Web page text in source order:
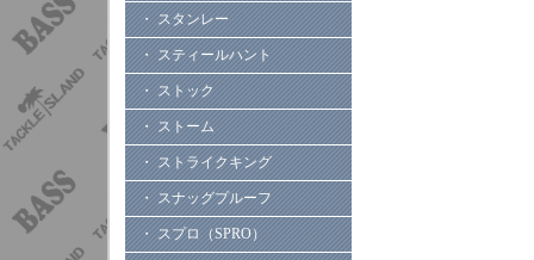
・ スタンレー
・ スティールハント
・ ストック
・ ストーム
・ ストライクキング
・ スナッグプルーフ
・ スプロ（SPRO）